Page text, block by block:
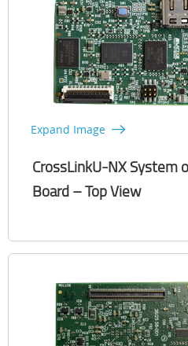
Expand Image
CrossLinkU-NX System
Board – Top View